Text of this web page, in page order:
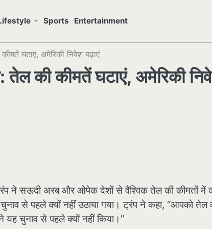
Sports Entertainment
घटाएं, अमेरिकी निवेश बढ़ाएं
की कीमतें घटाएं, अमेरिकी
ट्रंप ने सऊदी अरब और ओपेक देशों से वैश्विक तेल की कीमतों में
से पहले क्यों नहीं उठाया गया। ट्रंप ने कहा, “आपको तेल
यह चुनाव से पहले क्यों नहीं किया।”